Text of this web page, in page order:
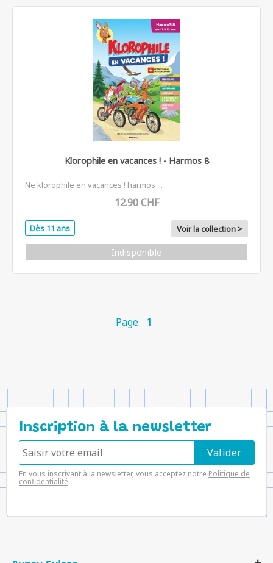
Klorophile en vacances ! - Harmos 8
Ne klorophile en vacances ! harmos ...
12.90 CHF
Dès 11 ans Voir la collection >
Indisponible
Page 1
Inscription à la newsletter
En vous inscrivant à la newsletter, vous acceptez notre Politique de
confidentialité.